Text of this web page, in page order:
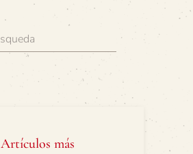
Artículos más